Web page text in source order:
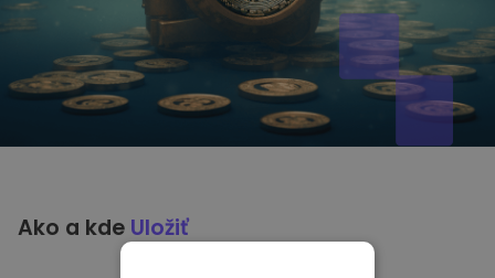
Ako a kde Uložiť